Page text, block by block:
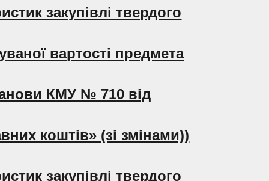
закупівлі твердого
вартості предмета
КМУ № 710 від
коштів» (зі змінами))
закупівлі твердого